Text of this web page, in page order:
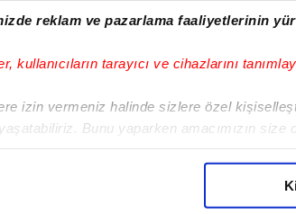
reklam ve pazarlama faaliyetlerinin
kullanıcıların tarayıcı ve cihazlarını
izin vermeniz halinde sizlere özel
Bunu yaparken amacımızın
Var